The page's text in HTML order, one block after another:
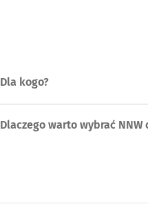
Dla kogo?
Dlaczego warto wybrać NNW